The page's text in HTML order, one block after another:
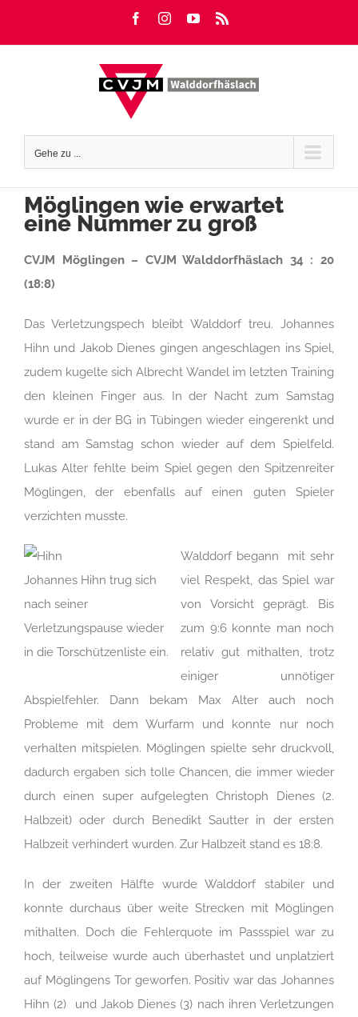
FacebookInstagramYouTube
Gehe zu ...
Möglingen wie erwartet
eine Nummer zu groß
CVJM Möglingen – CVJM Walddorfhäslach 34 : 20
(18:8)
Das Verletzungspech bleibt Walddorf treu. Johannes
Hihn und Jakob Dienes gingen angeschlagen ins Spiel,
zudem kugelte sich Albrecht Wandel im letzten Training
den kleinen Finger aus. In der Nacht zum Samstag
wurde er in der BG in Tübingen wieder eingerenkt und
stand am Samstag schon wieder auf dem Spielfeld.
Lukas Alter fehlte beim Spiel gegen den Spitzenreiter
Möglingen, der ebenfalls auf einen guten Spieler
verzichten musste.
Johannes Hihn trug sich
nach seiner
Verletzungspause wieder
in die Torschützenliste ein.
Walddorf begann mit sehr
viel Respekt, das Spiel war
von Vorsicht geprägt. Bis
zum 9:6 konnte man noch
relativ gut mithalten, trotz
einiger unnötiger
Abspielfehler. Dann bekam Max Alter auch noch
Probleme mit dem Wurfarm und konnte nur noch
verhalten mitspielen. Möglingen spielte sehr druckvoll,
dadurch ergaben sich tolle Chancen, die immer wieder
durch einen super aufgelegten Christoph Dienes (2.
Halbzeit) oder durch Benedikt Sautter in der ersten
Halbzeit verhindert wurden. Zur Halbzeit stand es 18:8.
In der zweiten Hälfte wurde Walddorf stabiler und
konnte durchaus über weite Strecken mit Möglingen
mithalten. Doch die Fehlerquote im Passspiel war zu
hoch, teilweise wurde auch überhastet und unplatziert
auf Möglingens Tor geworfen. Positiv war das Johannes
Hihn (2) und Jakob Dienes (3) nach ihren Verletzungen